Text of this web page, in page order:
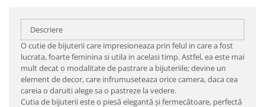
Descriere
O cutie de bijuterii care impresioneaza prin felul in care a fost
lucrata, foarte feminina si utila in acelasi timp. Astfel, ea este mai
mult decat o modalitate de pastrare a bijuteriile; devine un
element de decor, care infrumuseteaza orice camera, daca cea
careia o daruiti alege sa o pastreze la vedere.
Cutia de bijuterii este o piesă elegantă și fermecătoare, perfectă